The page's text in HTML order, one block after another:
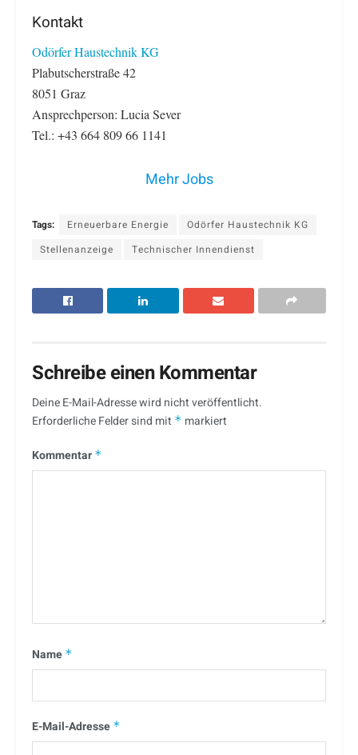
Kontakt
Odörfer Haustechnik KG
Plabutscherstraße 42
8051 Graz
Ansprechperson: Lucia Sever
Tel.: +43 664 809 66 1141
Mehr Jobs
Tags: Erneuerbare Energie
Odörfer Haustechnik KG
Stellenanzeige
Technischer Innendienst
Schreibe einen Kommentar
Deine E-Mail-Adresse wird nicht veröffentlicht.
Erforderliche Felder sind mit * markiert
Kommentar *
Name *
E-Mail-Adresse *